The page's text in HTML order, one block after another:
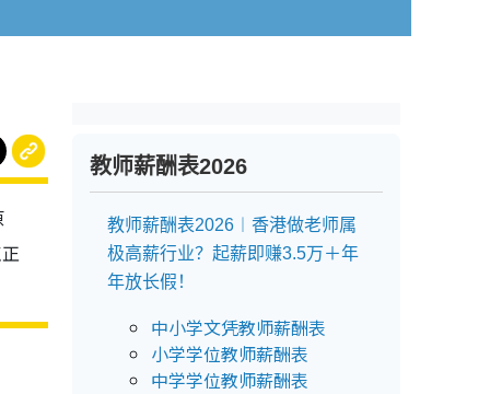
教师薪酬表2026
教师薪酬表2026︱香港做老师属
极高薪行业？起薪即赚3.5万＋年
年放长假！
中小学文凭教师薪酬表
小学学位教师薪酬表
中学学位教师薪酬表